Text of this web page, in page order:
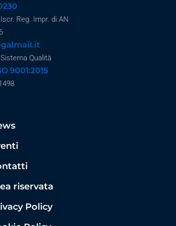
Iscr. Reg. Impr. di AN
Qualità
9001:2015
riservata
Policy